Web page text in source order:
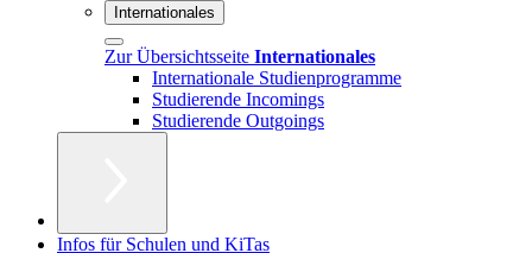
Internationales
Zur Übersichtsseite Internationales
Internationale Studienprogramme
Studierende Incomings
Studierende Outgoings
Infos für Schulen und KiTas